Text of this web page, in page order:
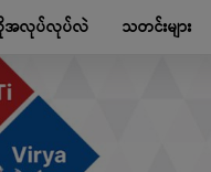
လုပ်လုပ်လဲ သတင်းများ